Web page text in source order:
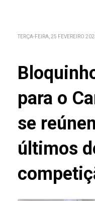
TERÇA-FEIRA, 25 FEVEREIRO
para o
se
últimos